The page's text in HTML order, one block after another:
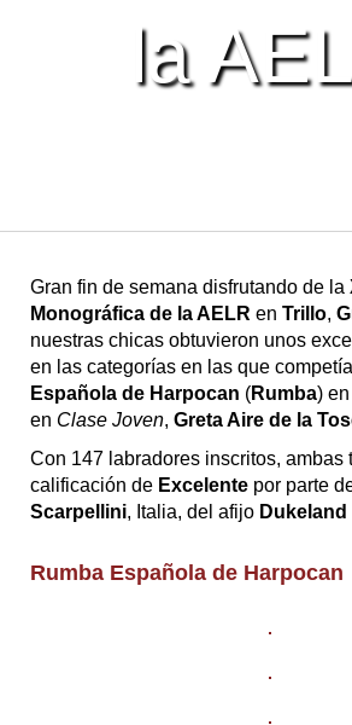
la
Gran fin de semana disfrutando de la
Monográfica de la AELR en Trillo,
nuestras chicas obtuvieron unos
en las categorías en las que
Española de Harpocan (Rumba) en
en Clase Joven, Greta Aire de la
Con 147 labradores inscritos, ambas
calificación de Excelente por parte
Scarpellini, Italia, del afijo
Rumba Española de Harpocan